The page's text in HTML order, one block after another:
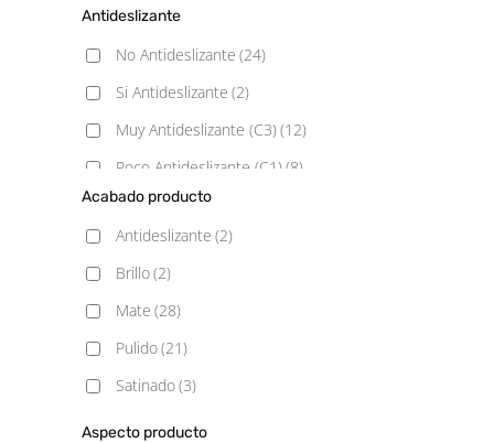
Antideslizante
No Antideslizante (24)
Si Antideslizante (2)
Muy Antideslizante (C3)(12)
Poco Antideslizante (C1)(8)
Acabado producto
Antideslizante (2)
Brillo(2)
Mate (28)
Pulido(21)
Satinado(3)
Aspecto producto